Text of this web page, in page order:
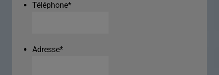
Téléphone*
Adresse*